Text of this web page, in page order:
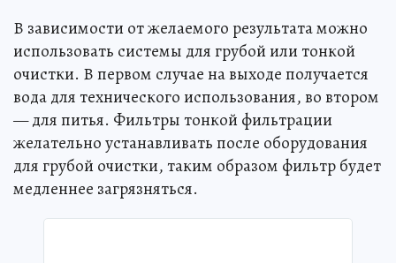
В зависимости от желаемого результата можно
использовать системы для грубой или тонкой
очистки. В первом случае на выходе получается
вода для технического использования, во втором
— для питья. Фильтры тонкой фильтрации
желательно устанавливать после оборудования
для грубой очистки, таким образом фильтр будет
медленнее загрязняться.